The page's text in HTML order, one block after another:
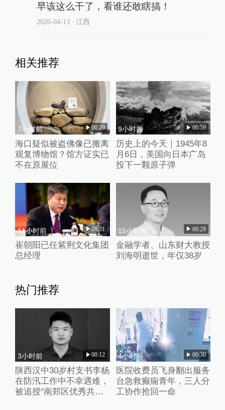
早该这么干了，看谁还敢瞎搞！
2026-04-13∙ 江西
相关推荐
7小时前 00:29
海口疑似被盗佛像已搬离
观复博物馆？馆方证实已
不在原展位
9小时前 00:59
历史上的今天｜1945年8
月6日，美国向日本广岛
投下一颗原子弹
11小时前 00:31
崔朝阳已任紫荆文化集团
总经理
15小时前 00:29
金融学者、山东财大教授
刘海明逝世，年仅38岁
热门推荐
3小时前 00:12
陕西汉中30岁村支书李杨
在防汛工作中不幸遇难，
被追授“南郑区优秀共产
4小时前 00:30
医院收费员飞身翻出服务
台急救癫痫青年，三人分
工协作抢回一命